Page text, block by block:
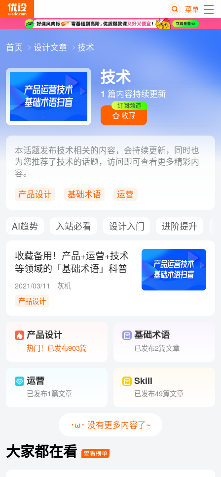
菜单
首页 设计文章 技术
技术
1 篇内容持续更新
收藏
订阅频道
本话题发布技术相关的内容，会持续更新，同时也
为您推荐了技术的话题，访问即可查看更多精彩内
容。
产品设计
基础术语 运营
AI趋势 入站必看 设计入门 进阶提升
收藏备用！产品+运营+技术
等领域的「基础术语」科普
扫盲
2021/03/11
灰机
产品设计
产品设计
热门！已发布903篇
基础术语
已发布2篇文章
运营
已发布1篇文章
Skill
已发布49篇文章
･ω･ 没有更多内容了~
大家都在看